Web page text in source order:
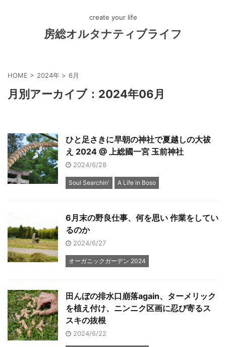
create your life
房総オルタナティブライフ
HOME > 2024年 > 6月
月別アーカイブ：2024年06月
ひと足さきに早朝の神社で夏越しの大祓
え 2024 @ 上総國一宮 玉前神社
2024/6/28
Soul Searchin' A Life in Boso
6月末の野良仕事、何を思い 作業をしてい
るのか
2024/6/27
オーガニックガーデン 2024
田んぼの排水口崩落again、ターメリック
を植え付け、ニンニク区画に忍び寄るス
スキの抜根
2024/6/22